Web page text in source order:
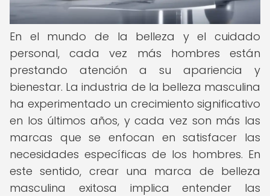
En el mundo de la belleza y el cuidado
personal, cada vez más hombres están
prestando atención a su apariencia y
bienestar. La industria de la belleza masculina
ha experimentado un crecimiento significativo
en los últimos años, y cada vez son más las
marcas que se enfocan en satisfacer las
necesidades específicas de los hombres. En
este sentido, crear una marca de belleza
masculina exitosa implica entender las